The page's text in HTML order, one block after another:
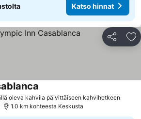
Katso hinnat
Jaa
oleva kahvila päivittäiseen kahvihetkeen
1.0 km kohteesta Keskusta